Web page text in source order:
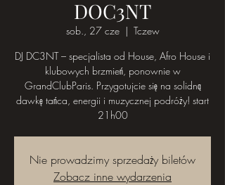
DOC3NT
sob., 27 cze
  |
Tczew
DJ DC3NT – specjalista od House, Afro House i
klubowych brzmień, ponownie w
GrandClubParis. Przygotujcie się na solidną
dawkę tańca, energii i muzycznej podróży! start
21h00
Nie prowadzimy sprzedaży biletów
Zobacz inne wydarzenia